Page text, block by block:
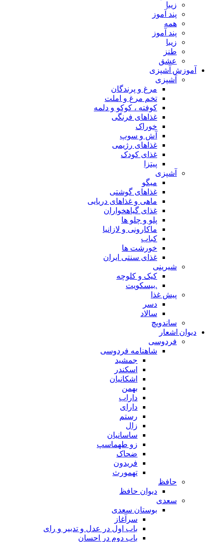
زیبا
پند آموز
همه
پند آموز
زیبا
طنز
عشق
آموزش آشپزی
آشپزی
مرغ و پرندگان
تخم مرغ و املت
کوفته ، کوکو و دلمه
غذاهای فرنگی
خوراک
آش و سوپ
غذاهای رژیمی
غذای کودک
پیتزا
آشپزی
میگو
غذاهای گوشتی
ماهی و غذاهای دریایی
غذای گیاهخواران
پلو و چلو ها
ماکارونی و لازانیا
کباب
خورشت ها
غذای سنتی ایران
شیرینی
کیک و کلوچه
.بیسکویت
پیش غذا
دسر
سالاد
ساندویچ
دیوان اشعار
فردوسی
شاهنامه فردوسی
جمشید
اسکندر
اشکانیان
بهمن
داراب
دارای
رستم
زال
ساسانیان
زو طهماسپ‏
ضحاک
فریدون
تهمورث
حافظ
دیوان حافظ
سعدی
بوستان سعدی
سرآغاز
باب اول در عدل و تدبیر و رای
باب دوم در احسان